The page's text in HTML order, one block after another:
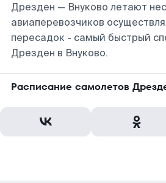
Дрезден — Внуково летают
авиаперевозчиков
пересадок - самый быстрый
Дрезден в Внуково.
Расписание самолетов